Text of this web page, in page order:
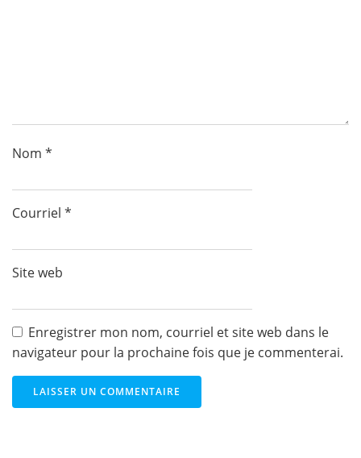
Nom *
Courriel *
Site web
Enregistrer mon nom, courriel et site web dans le
navigateur pour la prochaine fois que je commenterai.